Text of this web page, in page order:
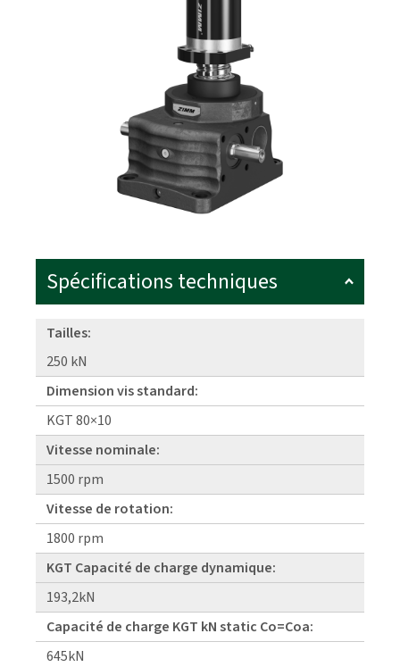
Spécifications techniques
Tailles:
250 kN
Dimension vis standard:
KGT 80×10
Vitesse nominale:
1500 rpm
Vitesse de rotation:
1800 rpm
KGT Capacité de charge dynamique:
193,2kN
Capacité de charge KGT kN static Co=Coa:
645kN